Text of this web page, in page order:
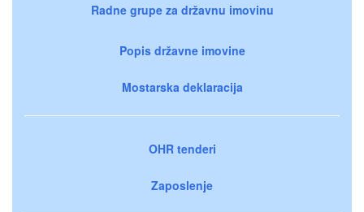
Radne grupe za državnu imovinu
Popis državne imovine
Mostarska deklaracija
OHR tenderi
Zaposlenje